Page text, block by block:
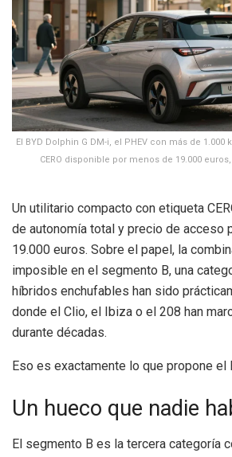
El BYD Dolphin G DM-i, el PHEV con más de
CERO disponible por menos de 19.000
Un utilitario compacto con etiqueta
de autonomía total y precio de acceso
19.000 euros. Sobre el papel, la
imposible en el segmento B, una
híbridos enchufables han sido
donde el Clio, el Ibiza o el 208 han
durante décadas.
Eso es exactamente lo que propone el
Un hueco que nadie
El segmento B es la tercera categoría